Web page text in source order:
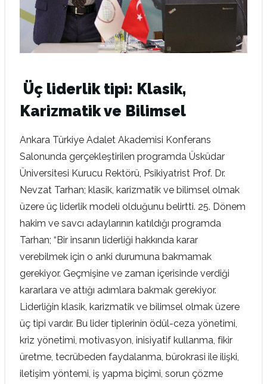
Üç liderlik tipi: Klasik,
Karizmatik ve Bilimsel
Ankara Türkiye Adalet Akademisi Konferans
Salonunda gerçekleştirilen programda Üsküdar
Üniversitesi Kurucu Rektörü, Psikiyatrist Prof. Dr.
Nevzat Tarhan; klasik, karizmatik ve bilimsel olmak
üzere üç liderlik modeli olduğunu belirtti. 25. Dönem
hakim ve savcı adaylarının katıldığı programda
Tarhan; “Bir insanın liderliği hakkında karar
verebilmek için o anki durumuna bakmamak
gerekiyor. Geçmişine ve zaman içerisinde verdiği
kararlara ve attığı adımlara bakmak gerekiyor.
Liderliğin klasik, karizmatik ve bilimsel olmak üzere
üç tipi vardır. Bu lider tiplerinin ödül-ceza yönetimi,
kriz yönetimi, motivasyon, inisiyatif kullanma, fikir
üretme, tecrübeden faydalanma, bürokrasi ile ilişki,
iletişim yöntemi, iş yapma biçimi, sorun çözme